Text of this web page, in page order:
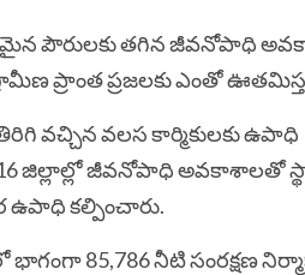
పౌరులకు త‌గిన జీవనోపాధి
ప్రాంత ప్రజలకు ఎంతో
వచ్చిన వలస కార్మికులకు ఉపాధి
జిల్లాల్లో జీవనోపాధి అవకాశాలతో
ఉపాధి కల్పించారు.
భాగంగా 85,786 నీటి సంరక్షణ